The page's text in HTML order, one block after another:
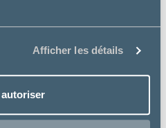
Afficher les détails